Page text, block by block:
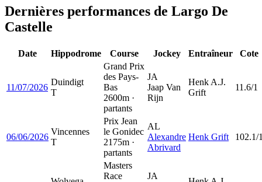
Dernières performances de Largo De
Castelle
Date Hippodrome Course Jockey Entraîneur Cote
11/07/2026
Duindigt
T
Grand Prix
des Pays-
Bas
2600m ·
partants
JA
Jaap Van
Rijn
Henk A.J.
Grift
11.6/1
06/06/2026
Vincennes
T
Prix Jean
le Gonidec
2175m ·
partants
AL
Alexandre
Abrivard
Henk Grift 102.1/
Masters
Race
JA